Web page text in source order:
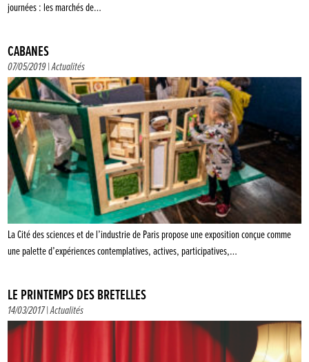
journées : les marchés de…
CABANES
07/05/2019 |Actualités
La Cité des sciences et de l’industrie de Paris propose une exposition conçue comme
une palette d’expériences contemplatives, actives, participatives,…
LE PRINTEMPS DES BRETELLES
14/03/2017 |Actualités